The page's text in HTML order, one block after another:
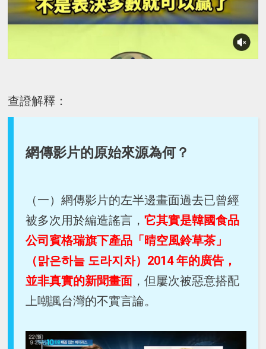
查證解釋：
網傳影片的原始來源為何？
（一）網傳影片的左半邊畫面過去已曾經
被多次用於編造謠言，它其實是韓國食品
公司賓格瑞旗下產品「晴空風鈴草茶」
（맑은하늘 도라지차）2014 年的廣告，
並非真實的新聞畫面 ，但屢次被惡意搭配
上嘲諷台灣的不實言論。